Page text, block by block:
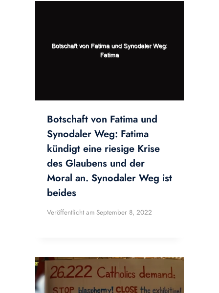
Botschaft von Fatima und
Synodaler Weg: Fatima
kündigt eine riesige Krise
des Glaubens und der
Moral an. Synodaler Weg ist
beides
Veröffentlicht am September 8, 2022